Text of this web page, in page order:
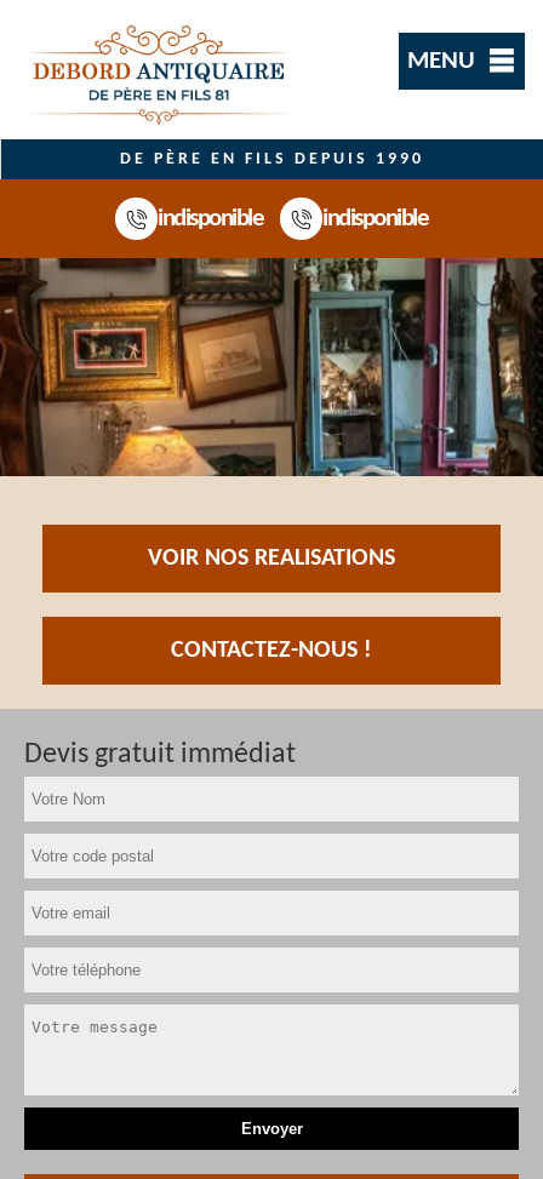
MENU
DE PÈRE EN FILS DEPUIS 1990
indisponible indisponible
VOIR NOS REALISATIONS
CONTACTEZ-NOUS !
Devis gratuit immédiat